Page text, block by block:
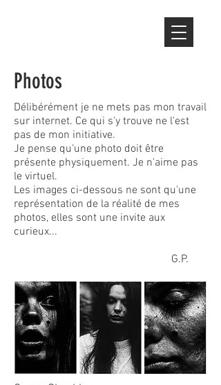
Photos
Délibérément je ne mets pas mon travail
sur internet. Ce qui s'y trouve ne l'est
pas de mon initiative.
Je pense qu'une photo doit être
présente physiquement. Je n'aime pas
le virtuel.
Les images ci-dessous ne sont qu'une
représentation de la réalité de mes
photos, elles sont une invite aux
curieux...
G.P.